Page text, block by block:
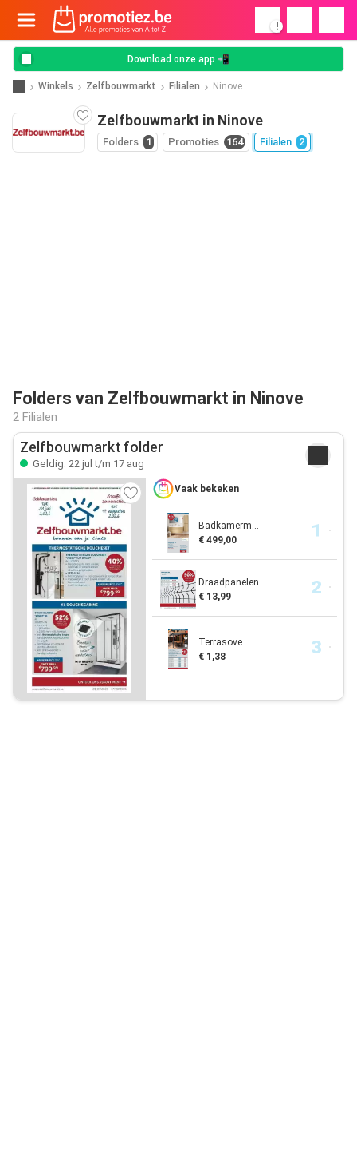
!
Download onze app 📲
Winkels Zelfbouwmarkt Filialen Ninove
Zelfbouwmarkt in Ninove
Folders 1 Promoties 164 Filialen 2
Folders van Zelfbouwmarkt in Ninove
2 Filialen
Zelfbouwmarkt folder
Geldig: 22 jul t/m 17 aug
Vaak bekeken
Badkamerm...
€ 499,00
Draadpanelen
€ 13,99
Terrasove...
€ 1,38